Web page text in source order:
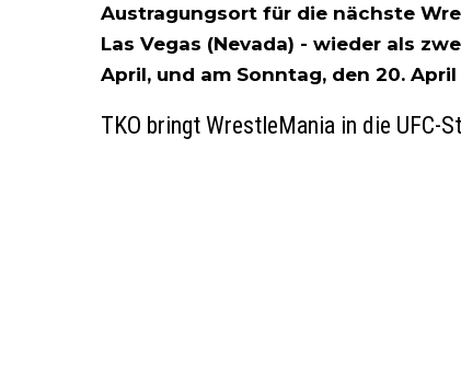
Austragungsort für die nächste
Las Vegas (Nevada) - wieder als
April, und am Sonntag, den 20. April
TKO bringt WrestleMania in die UFC-